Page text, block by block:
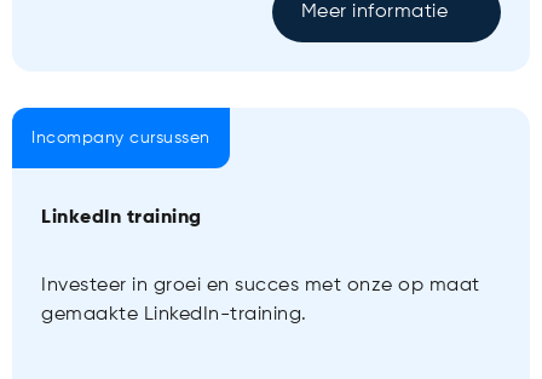
Meer informatie
Incompany cursussen
LinkedIn training
Investeer in groei en succes met onze op maat
gemaakte LinkedIn-training.